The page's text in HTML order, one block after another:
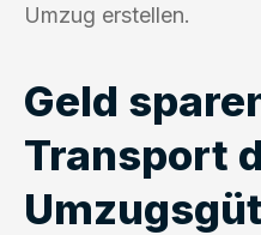
Umzug erstellen.
Geld
Transport